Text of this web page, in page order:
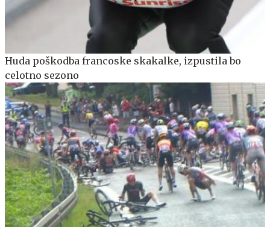
Huda poškodba francoske skakalke, izpustila bo
celotno sezono